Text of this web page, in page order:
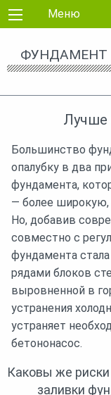
Перейти к контенту
Меню
ФУНДАМЕНТ
Лучше
Большинство
опалубку в два
фундамента,
— более
Но, добавив
совместно с
фундамента
рядами блоков
выровненной в
устранения
устраняет
бетононасос.
Каковы же
заливки